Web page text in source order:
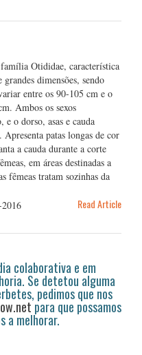
Otididae, característica
dimensões, sendo
entre os 90-105 cm e o
Ambos os sexos
e o dorso, asas e cauda
Apresenta patas longas de cor
a cauda durante a corte
em áreas destinadas a
fêmeas tratam sozinhas da
Read Article
colaborativa e em
Se detetou alguma
pedimos que nos
para que possamos
a melhorar.